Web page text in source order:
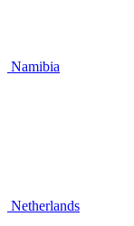
Namibia
Netherlands